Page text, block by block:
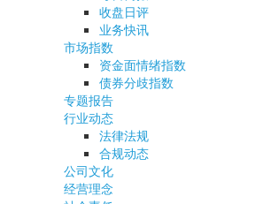
收盘日评
业务快讯
市场指数
资金面情绪指数
债券分歧指数
专题报告
行业动态
法律法规
合规动态
公司文化
经营理念